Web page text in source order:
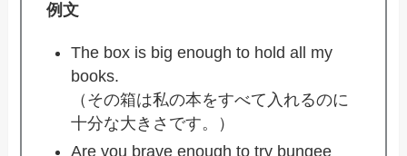
例文
The box is big enough to hold all my
books.
（その箱は私の本をすべて入れるのに
十分な大きさです。）
Are you brave enough to try bungee